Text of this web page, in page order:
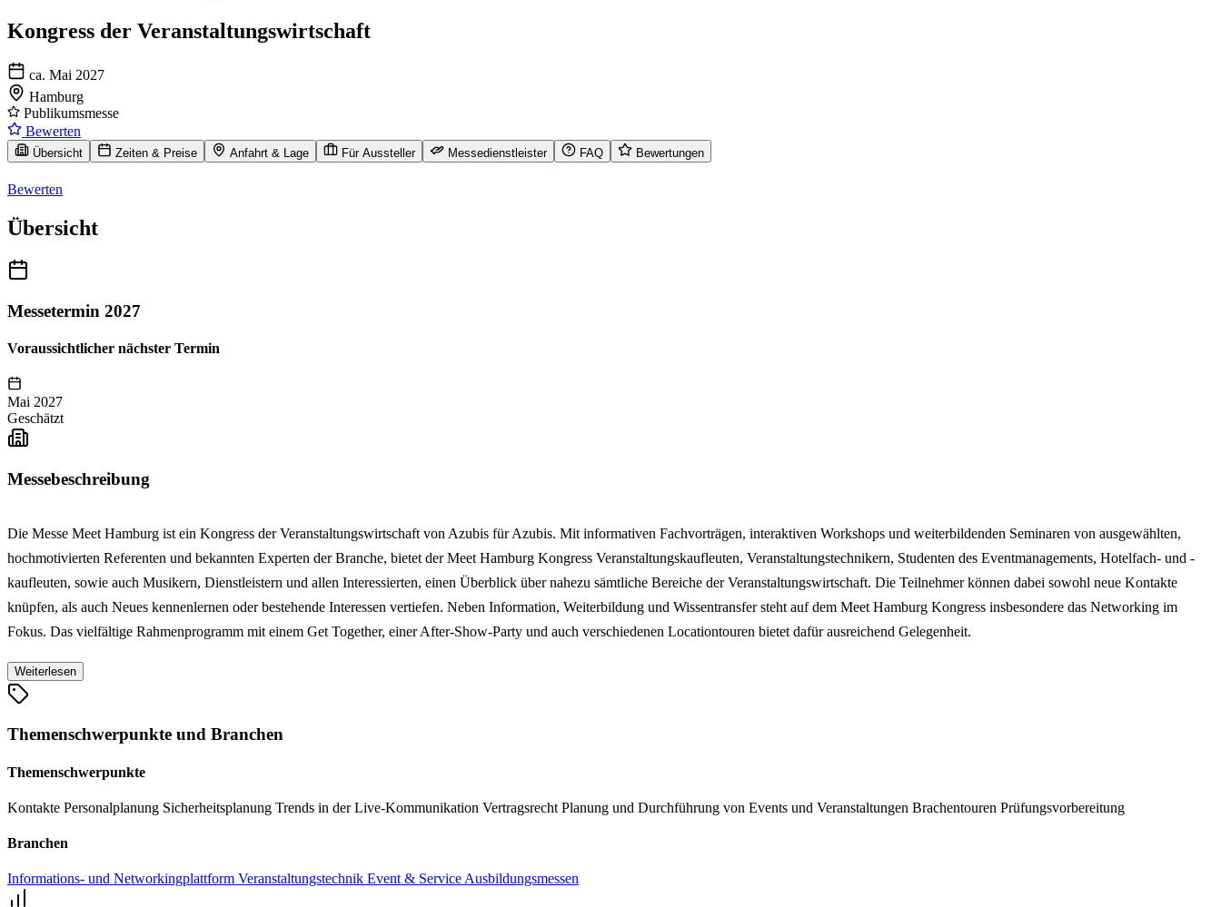
Kongress der Veranstaltungswirtschaft
ca. Mai 2027
Hamburg
Publikumsmesse
Bewerten
Übersicht Zeiten & Preise Anfahrt & Lage Für Aussteller Messedienstleister FAQ Bewertungen
Bewerten
Übersicht
Messetermin 2027
Voraussichtlicher nächster Termin
Mai 2027
Geschätzt
Messebeschreibung
Die Messe Meet Hamburg ist ein Kongress der Veranstaltungswirtschaft von Azubis für Azubis. Mit informativen Fachvorträgen, interaktiven Workshops und weiterbildenden Seminaren von ausgewählten,
hochmotivierten Referenten und bekannten Experten der Branche, bietet der Meet Hamburg Kongress Veranstaltungskaufleuten, Veranstaltungstechnikern, Studenten des Eventmanagements, Hotelfach- und -
kaufleuten, sowie auch Musikern, Dienstleistern und allen Interessierten, einen Überblick über nahezu sämtliche Bereiche der Veranstaltungswirtschaft. Die Teilnehmer können dabei sowohl neue Kontakte
knüpfen, als auch Neues kennenlernen oder bestehende Interessen vertiefen. Neben Information, Weiterbildung und Wissentransfer steht auf dem Meet Hamburg Kongress insbesondere das Networking im
Fokus. Das vielfältige Rahmenprogramm mit einem Get Together, einer After-Show-Party und auch verschiedenen Locationtouren bietet dafür ausreichend Gelegenheit.
Weiterlesen
Themenschwerpunkte und Branchen
Themenschwerpunkte
Kontakte Personalplanung Sicherheitsplanung Trends in der Live-Kommunikation Vertragsrecht Planung und Durchführung von Events und Veranstaltungen Brachentouren Prüfungsvorbereitung
Branchen
Informations- und Networkingplattform Veranstaltungstechnik Event & Service Ausbildungsmessen